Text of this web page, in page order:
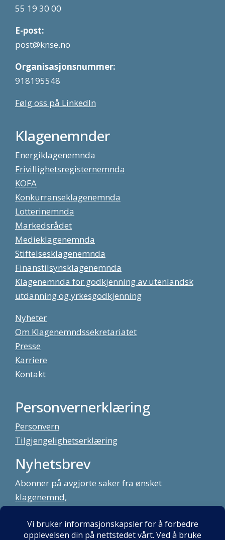
55 19 30 00
E-post:
post@knse.no
Organisasjonsnummer:
918195548
Følg oss på LinkedIn
Klagenemnder
Energiklagenemnda
Frivillighetsregisternemnda
KOFA
Konkurranseklagenemnda
Lotterinemnda
Markedsrådet
Medieklagenemnda
Stiftelsesklagenemnda
Finanstilsynsklagenemnda
Klagenemnda for godkjenning av utenlandsk
utdanning og yrkesgodkjenning
Nyheter
Om Klagenemndssekretariatet
Presse
Karriere
Kontakt
Personvernerklæring
Personvern
Tilgjengelighetserklæring
Nyhetsbrev
Abonner på avgjorte saker fra ønsket
klagenemnd,